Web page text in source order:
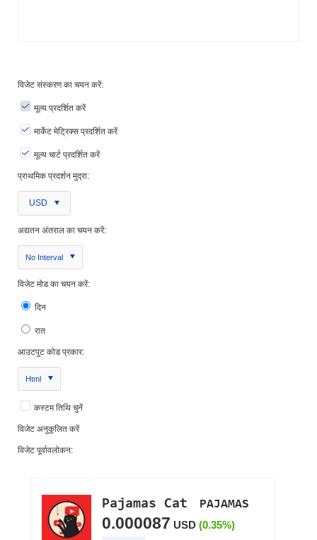
विजेट संस्करण का चयन करें:
मूल्य प्रदर्शित करें
मार्केट मेट्रिक्स प्रदर्शित करें
मूल्य चार्ट प्रदर्शित करें
प्राथमिक प्रदर्शन मुद्रा:
USD
अद्यतन अंतराल का चयन करें:
No Interval
विजेट मोड का चयन करें:
दिन
रात
आउटपुट कोड प्रकार:
Html
कस्टम तिथि चुनें
विजेट अनुकूलित करें
विजेट पूर्वावलोकन: